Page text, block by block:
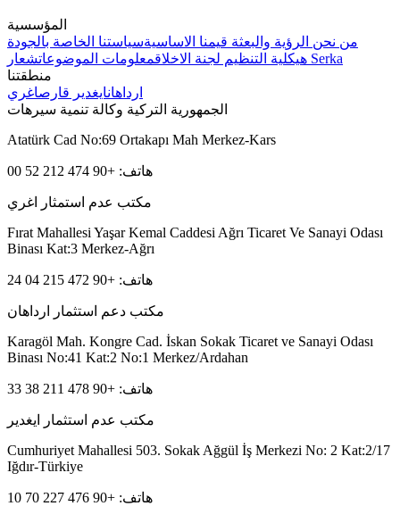
المؤسسية
من نحن الرؤية والبعثة قيمنا الاساسيةسياستنا الخاصة بالجودة
هيكلية التنظيم لجنة الاخلاقمعلومات الموضوعات
شعار Serka
منطقتنا
ارداهانايغدير قارصاغري
الجمهورية التركية وكالة تنمية سيرهات
Atatürk Cad No:69 Ortakapı Mah Merkez-Kars
هاتف: +90 474 212 52 00
مكتب عدم استمثار اغري
Fırat Mahallesi Yaşar Kemal Caddesi Ağrı Ticaret Ve Sanayi Odası
Binası Kat:3 Merkez-Ağrı
هاتف: +90 472 215 04 24
مكتب دعم استثمار ارداهان
Karagöl Mah. Kongre Cad. İskan Sokak Ticaret ve Sanayi Odası
Binası No:41 Kat:2 No:1 Merkez/Ardahan
هاتف: +90 478 211 38 33
مكتب عدم استثمار ايغدير
Cumhuriyet Mahallesi 503. Sokak Ağgül İş Merkezi No: 2 Kat:2/17
Iğdır-Türkiye
هاتف: +90 476 227 70 10